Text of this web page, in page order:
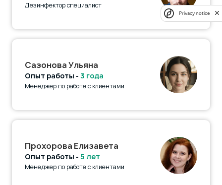
Дезинфектор специалист
Сазонова Ульяна
Опыт работы - 3 года
Менеджер по работе с клиентами
Прохорова Елизавета
Опыт работы - 5 лет
Менеджер по работе с клиентами
Privacy notice